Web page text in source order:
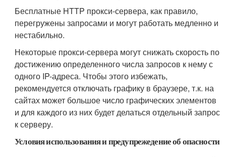
Бесплатные HTTP прокси-сервера, как правило,
перегружены запросами и могут работать медленно и
нестабильно.
Некоторые прокси-сервера могут снижать скорость по
достижению определенного числа запросов к нему с
одного IP-адреса. Чтобы этого избежать,
рекомендуется отключать графику в браузере, т.к. на
сайтах может большое число графических элементов
и для каждого из них будет делаться отдельный запрос
к серверу.
Условия использования и предупрежедение об опасности